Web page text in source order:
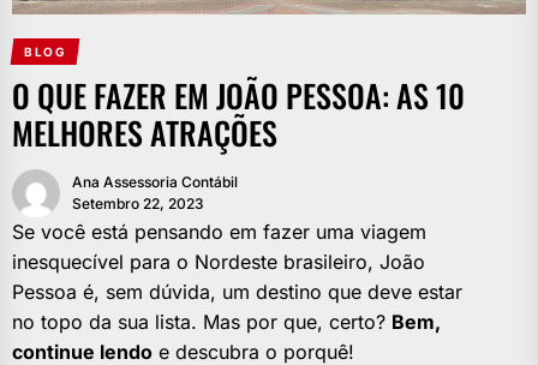
BLOG
O QUE FAZER EM JOÃO PESSOA: AS 10
MELHORES ATRAÇÕES
Ana Assessoria Contábil
Setembro 22, 2023
Se você está pensando em fazer uma viagem
inesquecível para o Nordeste brasileiro, João
Pessoa é, sem dúvida, um destino que deve estar
no topo da sua lista. Mas por que, certo? Bem,
continue lendo e descubra o porquê!